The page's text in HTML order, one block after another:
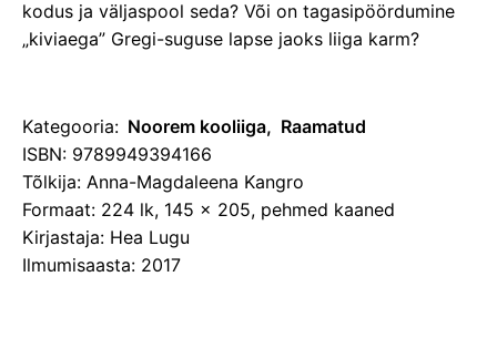
kodus ja väljaspool seda? Või on tagasipöördumine
„kiviaega” Gregi-suguse lapse jaoks liiga karm?
Kategooria: Noorem kooliiga
Raamatud
ISBN: 9789949394166
Tõlkija: Anna-Magdaleena Kangro
Formaat: 224 lk, 145 x 205, pehmed kaaned
Kirjastaja: Hea Lugu
Ilmumisaasta: 2017